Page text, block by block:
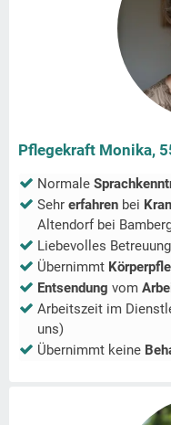
Pflegekraft Monika,
Normale
Sehr erfahren bei
Altendorf bei
Liebevolles
Übernimmt
Entsendung vom
Arbeitszeit im
uns)
Übernimmt keine